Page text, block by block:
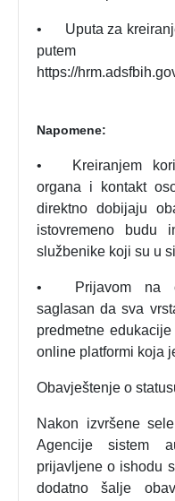
•
Uputa za
https://
Napomene:
•
Kreiranjem
organa i kontakt
direktno dobijaju
istovremeno budu
službenike koji su u
•
Prijavom na
saglasan da sva
predmetne
online platformi koja
Obavještenje o
Nakon izvršene
Agencije sistem
prijavljene o ishodu
dodatno šalje